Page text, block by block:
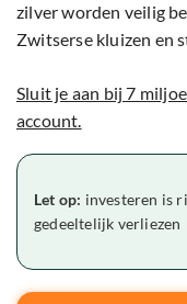
zilver worden veilig
Zwitserse kluizen en
Sluit je aan bij 7
account.
Let op: investeren is
gedeeltelijk verliezen